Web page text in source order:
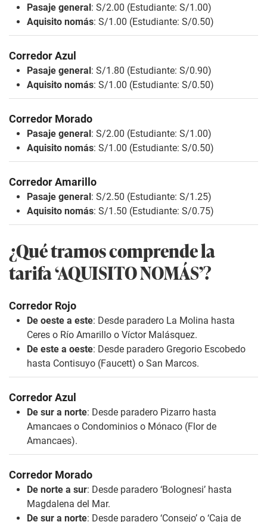
Pasaje general: S/2.00 (Estudiante: S/1.00)
Aquisito nomás: S/1.00 (Estudiante: S/0.50)
Corredor Azul
Pasaje general: S/1.80 (Estudiante: S/0.90)
Aquisito nomás: S/1.00 (Estudiante: S/0.50)
Corredor Morado
Pasaje general: S/2.00 (Estudiante: S/1.00)
Aquisito nomás: S/1.00 (Estudiante: S/0.50)
Corredor Amarillo
Pasaje general: S/2.50 (Estudiante: S/1.25)
Aquisito nomás: S/1.50 (Estudiante: S/0.75)
¿Qué tramos comprende la
tarifa ‘AQUISITO NOMÁS’?
Corredor Rojo
De oeste a este: Desde paradero La Molina hasta
Ceres o Río Amarillo o Víctor Malásquez.
De este a oeste: Desde paradero Gregorio Escobedo
hasta Contisuyo (Faucett) o San Marcos.
Corredor Azul
De sur a norte: Desde paradero Pizarro hasta
Amancaes o Condominios o Mónaco (Flor de
Amancaes).
Corredor Morado
De norte a sur: Desde paradero ‘Bolognesi’ hasta
Magdalena del Mar.
De sur a norte: Desde paradero ‘Consejo’ o ‘Caja de